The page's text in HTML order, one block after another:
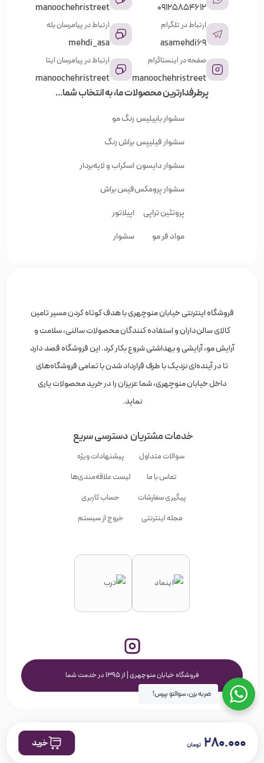
09125854612
ارتباط در تلگرام
asamehdi69
صفحه در اینستاگرام
manoochehristreet
manoochehristreet
ارتباط در پیامرسان بله
mehdi_asa
ارتباط در پیامرسان ایتا
manoochehristreet
پرطرفدارترین محصولات ما، به انتخاب شما...
سشوار بابیلیس
سشوار فیلیپس
سشوار دایسون
سشوار پرومکس
پروتئین تراپی
مواد فر مو
رنگ مو
براش رنگ
اسکراب و لایه‌بردار
فیس براش
اپیلاتور
سشوار
فروشگاه اینترنتی خیابان منوچهری با هدف کوتاه کردن مسیر تامین
کالای سالن‌داران و استفاده کنندگان محصولات سالنی، سلامت و
آرایش مو، آرایشی و بهداشتی شروع بکار کرد. این فروشگاه قصد دارد
تا در آینده‌ای نزدیک با طرف قرارداد شدن با تمامی فروشگاه‌های
داخل خیابان منوچهری، شما عزیزان را در خرید محصولات یاری
نماید.
خدمات مشتریان
سوالات متداول
تماس با ما
پیگیری سفارشات
مجله اینترنتی
دسترسی سریع
پیشنهادات ویژه
لیست علاقه‌مندی‌ها
حساب کاربری
خروج از سیستم
فروشگاه خیابان منوچهری | از ۱۳۹۵ در خدمت شما
۲۸۰.۰۰۰ تومان خرید
ضربه بزن، سوالتو بپرس!